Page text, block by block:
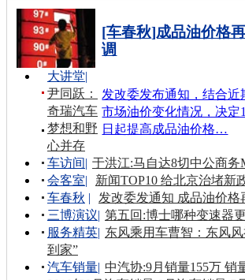
[车春秋]成品油价格
调
发改委发布通知，结合近
市场油价变化情况，决定
日起提高成品油价格…
大讲堂|
尹同跃：
奇瑞汽车
梦想和野
心并存
车访间| 于洪江:马自达8切中公商务
会客室|
新闻TOP10 给北京治堵新
车春秋 |
发改委发通知 成品油价格
三博演议| 第五回:博士哪种变速器
服务精英| 东风乘用车曹智：东风
到家”
汽车销量| 中汽协:9月销量155万 销